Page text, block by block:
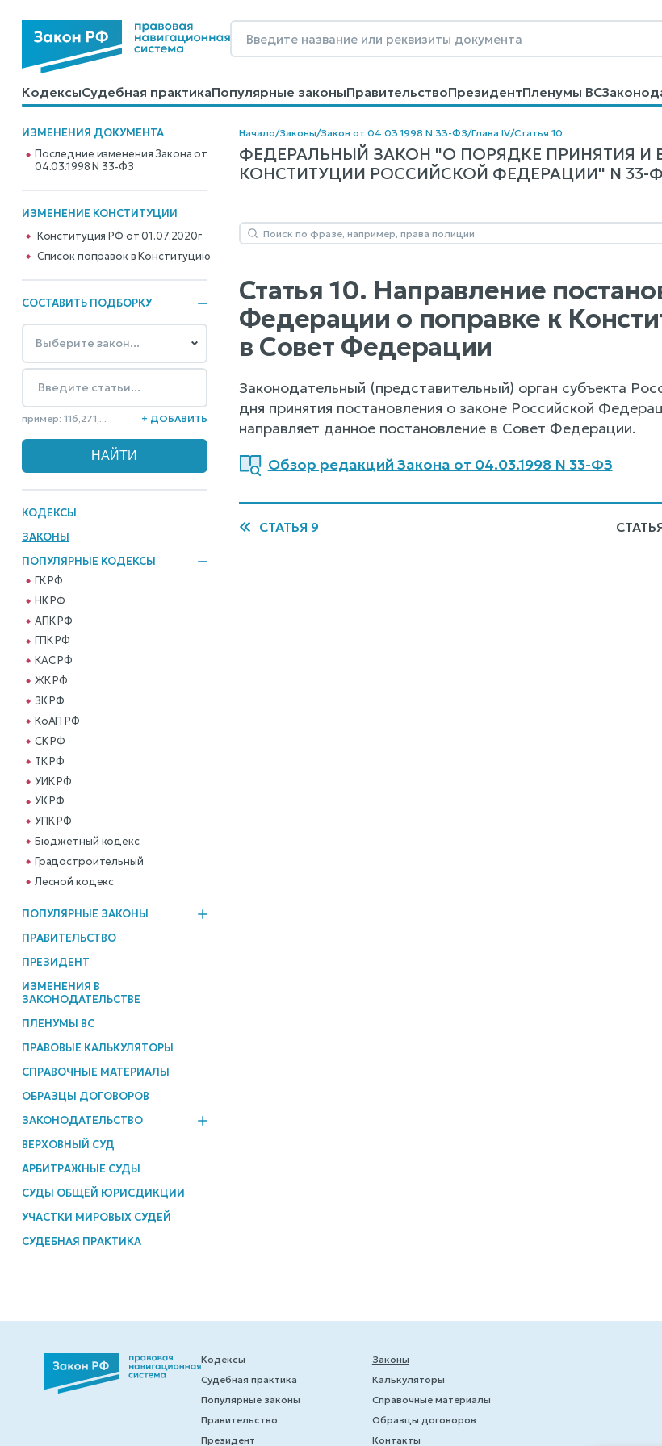
КодексыСудебная практикаПопулярные законыПравительствоПрезидентПленумы ВС
КалькуляторыСправочные материалыОбразцы договоровКонтактыПомощьПоиск
ИЗМЕНЕНИЯ ДОКУМЕНТА
Последние изменения Закона от
04.03.1998 N 33-ФЗ
ИЗМЕНЕНИЕ КОНСТИТУЦИИ
Конституция РФ от 01.07.2020г
Cписок поправок в Конституцию
СОСТАВИТЬ ПОДБОРКУ
пример: 116,271,... + ДОБАВИТЬ
КОДЕКСЫ
ЗАКОНЫ
ПОПУЛЯРНЫЕ КОДЕКСЫ
ГК РФ
НК РФ
АПК РФ
ГПК РФ
КАС РФ
ЖК РФ
ЗК РФ
КоАП РФ
СК РФ
ТК РФ
УИК РФ
УК РФ
УПК РФ
Бюджетный кодекс
Градостроительный
Лесной кодекс
ПОПУЛЯРНЫЕ ЗАКОНЫ
ПРАВИТЕЛЬСТВО
ПРЕЗИДЕНТ
ИЗМЕНЕНИЯ В
ЗАКОНОДАТЕЛЬСТВЕ
ПЛЕНУМЫ ВС
ПРАВОВЫЕ КАЛЬКУЛЯТОРЫ
СПРАВОЧНЫЕ МАТЕРИАЛЫ
ОБРАЗЦЫ ДОГОВОРОВ
ЗАКОНОДАТЕЛЬСТВО
ВЕРХОВНЫЙ СУД
АРБИТРАЖНЫЕ СУДЫ
СУДЫ ОБЩЕЙ ЮРИСДИКЦИИ
УЧАСТКИ МИРОВЫХ СУДЕЙ
СУДЕБНАЯ ПРАКТИКА
Начало/Законы/Закон от 04.03.1998 N 33-ФЗ/Глава IV/Статья 10
ФЕДЕРАЛЬНЫЙ ЗАКОН "О ПОРЯДКЕ ПРИНЯТИЯ И
КОНСТИТУЦИИ РОССИЙСКОЙ ФЕДЕРАЦИИ" N 33-
Статья 10. Направление
Федерации о поправке к
в Совет Федерации
Законодательный (представительный) орган субъекта
дня принятия постановления о законе Российской
направляет данное постановление в Совет Федерации.
Обзор редакций Закона от 04.03.1998 N 33-ФЗ
СТАТЬЯ 9
Кодексы
Судебная практика
Популярные законы
Правительство
Президент
Законы
Калькуляторы
Справочные материалы
Образцы договоров
Контакты